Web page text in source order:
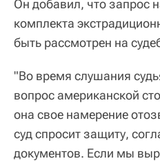
Он добавил, что запрос
комплекта
быть рассмотрен на
"Во время слушания
вопрос американской
она свое намерение
суд спросит защиту,
документов. Если мы